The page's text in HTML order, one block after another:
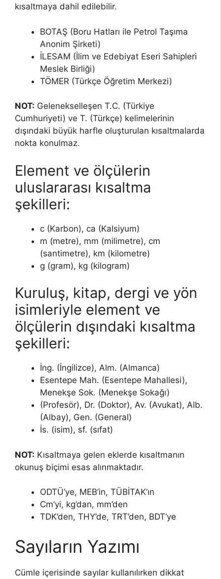
kısaltmaya dahil edilebilir.
BOTAŞ (Boru Hatları ile Petrol Taşıma
Anonim Şirketi)
İLESAM (İlim ve Edebiyat Eseri Sahipleri
Meslek Birliği)
TÖMER (Türkçe Öğretim Merkezi)
NOT: Gelenekselleşen T.C. (Türkiye
Cumhuriyeti) ve T. (Türkçe) kelimelerinin
dışındaki büyük harfle oluşturulan kısaltmalarda
nokta konulmaz.
Element ve ölçülerin
uluslararası kısaltma
şekilleri:
c (Karbon), ca (Kalsiyum)
m (metre), mm (milimetre), cm
(santimetre), km (kilometre)
g (gram), kg (kilogram)
Kuruluş, kitap, dergi ve yön
isimleriyle element ve
ölçülerin dışındaki kısaltma
şekilleri:
İng. (İngilizce), Alm. (Almanca)
Esentepe Mah. (Esentepe Mahallesi),
Menekşe Sok. (Menekşe Sokağı)
(Profesör), Dr. (Doktor), Av. (Avukat), Alb.
(Albay), Gen. (General)
İs. (isim), sf. (sıfat)
NOT: Kısaltmaya gelen eklerde kısaltmanın
okunuş biçimi esas alınmaktadır.
ODTÜ’ye, MEB’in, TÜBİTAK’ın
Cm’yi, kg’dan, mm’den
TDK’den, THY’de, TRT’den, BDT’ye
Sayıların Yazımı
Cümle içerisinde sayılar kullanılırken dikkat